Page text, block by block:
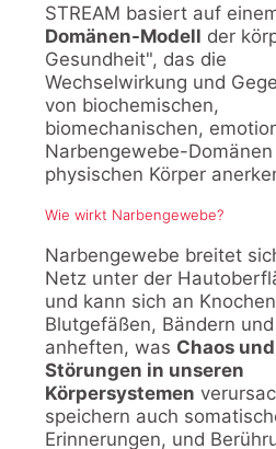
STREAM basiert auf
Domänen-Modell der
Gesundheit", das die
Wechselwirkung und
von biochemischen,
biomechanischen,
Narbengewebe-Domänen
physischen Körper
Wie wirkt Narbengewebe?
Narbengewebe breitet
Netz unter der
und kann sich an
Blutgefäßen, Bändern
anheften, was Chaos und
Störungen in unseren
Körpersystemen
speichern auch
Erinnerungen, und